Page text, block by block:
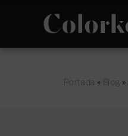
Portada » Blog »